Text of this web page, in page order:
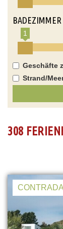
BADEZIMMER
1
Geschäfte
Strand/
308